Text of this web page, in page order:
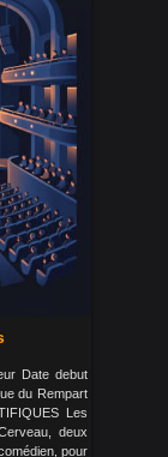
Date debut
du Rempart
Les
deux
pour